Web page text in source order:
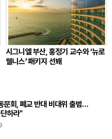
시그니엘 부산, 홍정기 교수와 ‘뉴로
웰니스’ 패키지 선봬
문회, 폐교 반대 비대위 출범…
하라"